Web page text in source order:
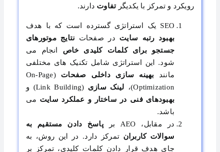
رویکرد و تمرکز با یکدیگرتفاوت دارند.
SEO یک استراتژی گسترده است که با هدف
بهبود رتبه سایت در صفحات نتایج موتورهای
جستجو برای کلمات کلیدی خاص انجام می
شود. این استراتژی شامل تکنیک های مختلفی
مانند بهینه سازی داخلی صفحات
(On-Page
Optimization)،
لینک سازی (Link Building) و
بهبودهای فنی در ساختار و عملکرد سایت می
باشد.
در مقابل، AEO بر
پاسخ دادن مستقیم به
سوالات کاربران تمرکز دارد. در این روش، به
جای هدف قرار دادن کلمات کلیدی، تمرکز بر